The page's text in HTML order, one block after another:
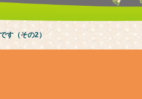
す（その2）